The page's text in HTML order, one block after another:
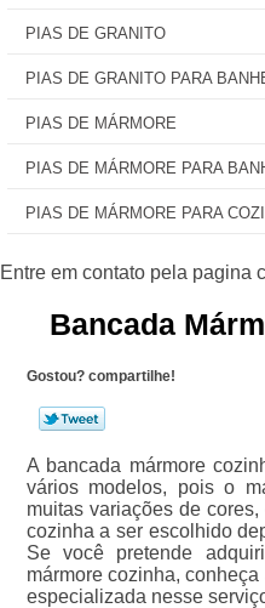
PIAS DE GRANITO
PIAS DE GRANITO PARA
PIAS DE MÁRMORE
PIAS DE MÁRMORE PARA
PIAS DE MÁRMORE PARA
Bancada
Gostou? compartilhe!
A bancada mármore
vários modelos, pois o
muitas variações de
cozinha a ser escolhido
Se você pretende
mármore cozinha,
especializada nesse